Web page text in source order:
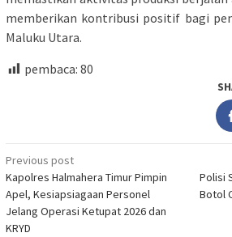
memberikan kontribusi positif bagi
Maluku Utara.
pembaca: 80
Post
navigation
Previous post
Kapolres Halmahera Timur Pimpin
Apel, Kesiapsiagaan Personel
Jelang Operasi Ketupat 2026 dan
KRYD
Polisi
Botol